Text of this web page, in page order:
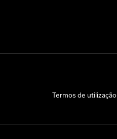
Termos de utilização